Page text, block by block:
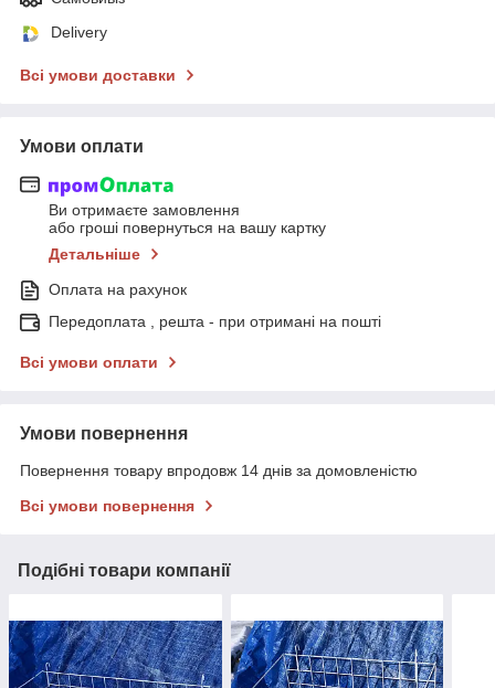
Delivery
Всі умови доставки
Умови оплати
Ви отримаєте замовлення
або гроші повернуться на вашу картку
Детальніше
Оплата на рахунок
Передоплата , решта - при отримані на пошті
Всі умови оплати
Умови повернення
Повернення товару впродовж 14 днів за домовленістю
Всі умови повернення
Подібні товари компанії